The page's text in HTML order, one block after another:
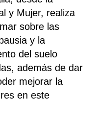
y Mujer, realiza
sobre las
y la
del suelo
además de dar
mejorar la
en este